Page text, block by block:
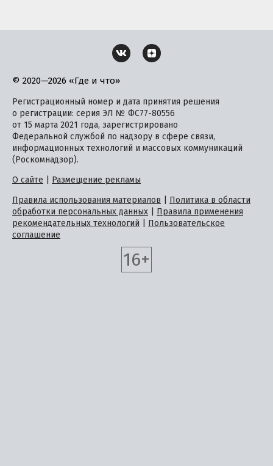
© 2020—2026 «Где и что»
Регистрационный номер и дата принятия решения
о регистрации: серия ЭЛ № ФС77-80556
от 15 марта 2021 года, зарегистрировано
Федеральной службой по надзору в сфере связи,
информационных технологий и массовых коммуникаций
(Роскомнадзор).
О сайте
Размещение рекламы
Правила использования материалов
Политика в области
обработки персональных данных
Правила применения
рекомендательных технологий
Пользовательское
соглашение
16+